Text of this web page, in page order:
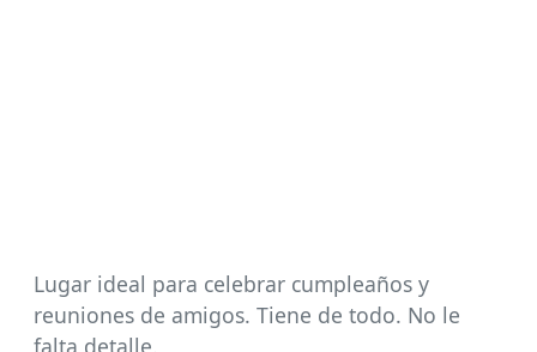
Lugar ideal para celebrar cumpleaños y
reuniones de amigos. Tiene de todo. No le
falta detalle.